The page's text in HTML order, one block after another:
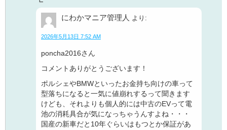
にわかマニア管理人 より:
2026年5月13日 7:52 AM
poncha2016さん
コメントありがとうございます！
ポルシェやBMWといったお金持ち向けの車って
型落ちになると一気に値崩れするって聞きます
けども、それよりも個人的には中古のEVって電
池の消耗具合が気になっちゃうんすよね・・・
国産の新車だと10年ぐらいはもつとか保証があ